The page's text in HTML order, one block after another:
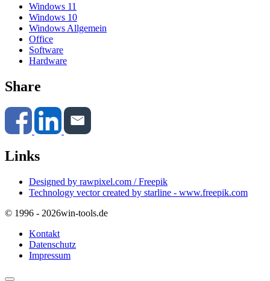
Windows 11
Windows 10
Windows Allgemein
Office
Software
Hardware
Share
Links
Designed by rawpixel.com / Freepik
Technology vector created by starline - www.freepik.com
© 1996 - 2026win-tools.de
Kontakt
Datenschutz
Impressum